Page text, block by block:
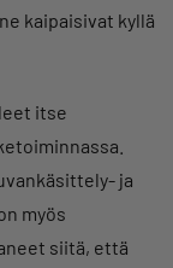
kaipaisivat kyllä
itse
ja
myös
siitä, että